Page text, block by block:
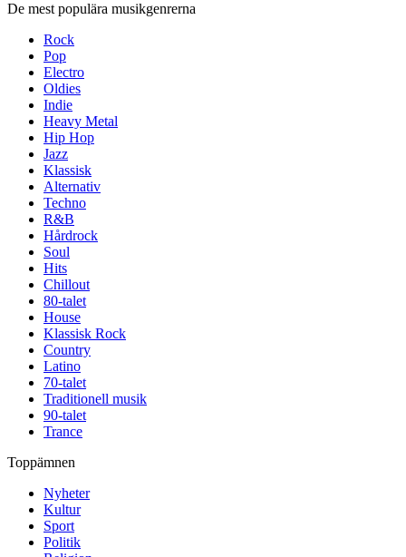
De mest populära musikgenrerna
Rock
Pop
Electro
Oldies
Indie
Heavy Metal
Hip Hop
Jazz
Klassisk
Alternativ
Techno
R&B
Hårdrock
Soul
Hits
Chillout
80-talet
House
Klassisk Rock
Country
Latino
70-talet
Traditionell musik
90-talet
Trance
Toppämnen
Nyheter
Kultur
Sport
Politik